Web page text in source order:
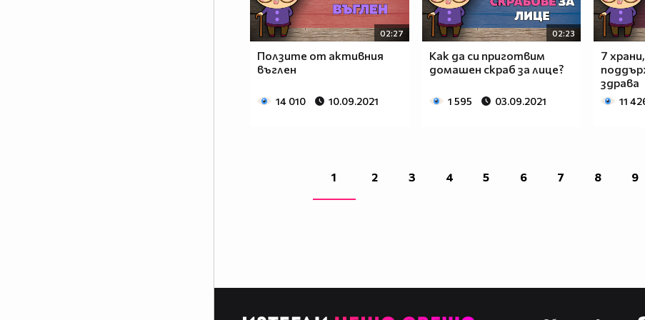
02:27
Ползите от активния
въглен
14 010 10.09.2021
02:23
Как да си приготвим
домашен скраб за лице?
1 595 03.09.2021
7
здрава
11
1 2 3 4 5 6 7 8 9